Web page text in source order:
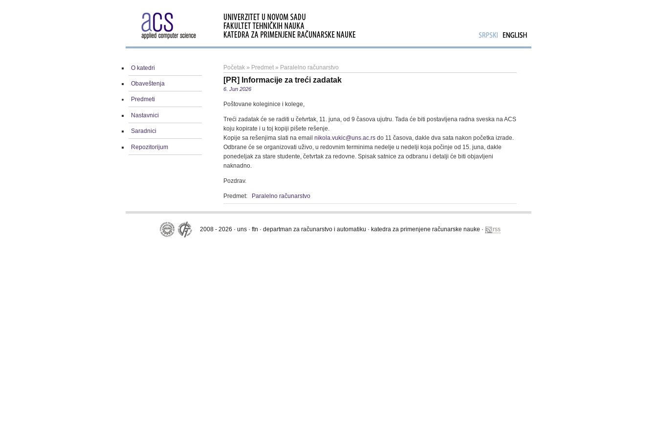
O katedri
Obaveštenja
Predmeti
Nastavnici
Saradnici
Repozitorijum
Početak » Predmet » Paralelno računarstvo
[PR] Informacije za treći zadatak
6. Jun 2026
Poštovane koleginice i kolege,
Treći zadatak će se raditi u četvrtak, 11. juna, od 9 časova ujutru. Tada će biti postavljena radna sveska na ACS
koju kopirate i u toj kopiji pišete rešenje.
Kopije sa rešenjima slati na email nikola.vukic@uns.ac.rs do 11 časova, dakle dva sata nakon početka izrade.
Odbrane će se organizovati uživo, u redovnim terminima nedelje u nedelji koja počinje od 15. juna, dakle
ponedeljak za stare studente, četvrtak za redovne. Spisak satnice za odbranu i detalji će biti objavljeni
naknadno.
Pozdrav.
Predmet: Paralelno računarstvo
2008 - 2026 · uns · ftn · departman za računarstvo i automatiku · katedra za primenjene računarske nauke · rss